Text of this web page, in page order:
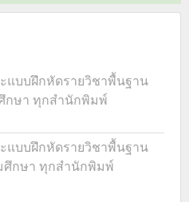
แบบฝึกหัดรายวิชาพื้นฐาน
กษา ทุกสำนักพิมพ์
แบบฝึกหัดรายวิชาพื้นฐาน
ศึกษา ทุกสำนักพิมพ์